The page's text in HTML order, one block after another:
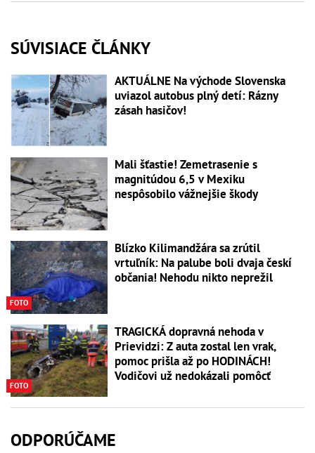
SÚVISIACE ČLÁNKY
AKTUÁLNE Na východe Slovenska
uviazol autobus plný detí: Rázny
zásah hasičov!
Mali šťastie! Zemetrasenie s
magnitúdou 6,5 v Mexiku
nespôsobilo vážnejšie škody
FOTO
Blízko Kilimandžára sa zrútil
vrtuľník: Na palube boli dvaja českí
občania! Nehodu nikto neprežil
FOTO
TRAGICKÁ dopravná nehoda v
Prievidzi: Z auta zostal len vrak,
pomoc prišla až po HODINÁCH!
Vodičovi už nedokázali pomôcť
ODPORÚČAME